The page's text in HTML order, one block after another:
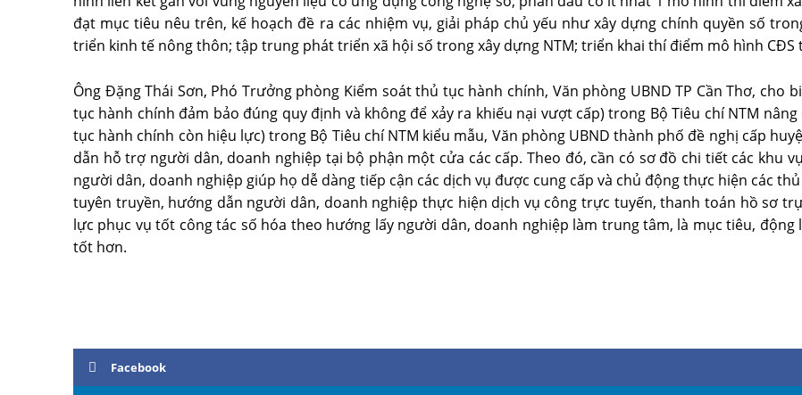
đạt mục tiêu nêu trên, kế hoạch đề ra các nhiệm vụ, giải pháp chủ yếu như xây dựng chính quyền số
triển kinh tế nông thôn; tập trung phát triển xã hội số trong xây dựng NTM; triển khai thí điểm mô hình CĐS
Ông Đặng Thái Sơn, Phó Trưởng phòng Kiểm soát thủ tục hành chính, Văn phòng UBND TP Cần Thơ, cho
tục hành chính đảm bảo đúng quy định và không để xảy ra khiếu nại vượt cấp) trong Bộ Tiêu chí NTM
tục hành chính còn hiệu lực) trong Bộ Tiêu chí NTM kiểu mẫu, Văn phòng UBND thành phố đề nghị cấp
dẫn hỗ trợ người dân, doanh nghiệp tại bộ phận một cửa các cấp. Theo đó, cần có sơ đồ chi tiết các khu
người dân, doanh nghiệp giúp họ dễ dàng tiếp cận các dịch vụ được cung cấp và chủ động thực hiện các
tuyên truyền, hướng dẫn người dân, doanh nghiệp thực hiện dịch vụ công trực tuyến, thanh toán hồ sơ
lực phục vụ tốt công tác số hóa theo hướng lấy người dân, doanh nghiệp làm trung tâm, là mục tiêu,
tốt hơn.
Facebook